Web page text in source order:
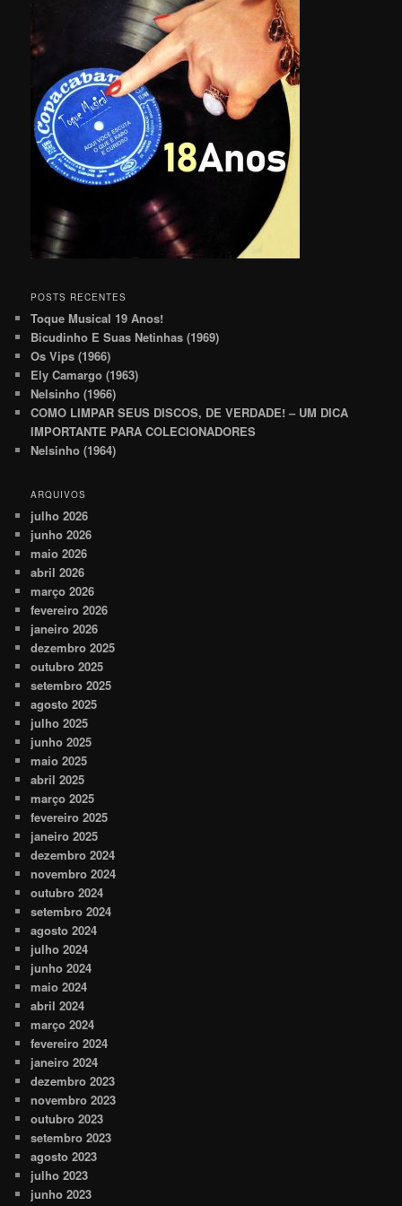
POSTS RECENTES
Toque Musical 19 Anos!
Bicudinho E Suas Netinhas (1969)
Os Vips (1966)
Ely Camargo (1963)
Nelsinho (1966)
COMO LIMPAR SEUS DISCOS, DE VERDADE! – UM DICA
IMPORTANTE PARA COLECIONADORES
Nelsinho (1964)
ARQUIVOS
julho 2026
junho 2026
maio 2026
abril 2026
março 2026
fevereiro 2026
janeiro 2026
dezembro 2025
outubro 2025
setembro 2025
agosto 2025
julho 2025
junho 2025
maio 2025
abril 2025
março 2025
fevereiro 2025
janeiro 2025
dezembro 2024
novembro 2024
outubro 2024
setembro 2024
agosto 2024
julho 2024
junho 2024
maio 2024
abril 2024
março 2024
fevereiro 2024
janeiro 2024
dezembro 2023
novembro 2023
outubro 2023
setembro 2023
agosto 2023
julho 2023
junho 2023